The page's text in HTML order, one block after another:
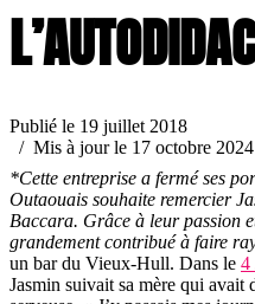
Publié le 19 juillet 2018
/ Mis à jour le 17 octobre 2024
*Cette entreprise a fermé ses
Outaouais souhaite remercier
Baccara. Grâce à leur passion
grandement contribué à faire
un bar du Vieux-Hull. Dans le 4
Jasmin suivait sa mère qui